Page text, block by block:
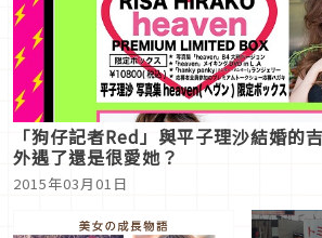
「狗仔記者Red」與平子理沙結婚的
外遇了還是很愛她？
2015年03月01日